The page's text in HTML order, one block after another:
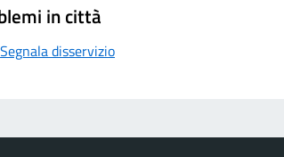
in città
Segnala disservizio